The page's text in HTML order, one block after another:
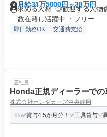
月給34万5000円～38万円
求める人材: ◎歓迎する人物
数在籍し活躍中 ・フリー...
即日勤務OK 交通費支給
正社員
Honda正規ディーラーでの
株式会社ホンダカーズ中央静岡
✅賞与4.5か月分！✅工具貸与✅